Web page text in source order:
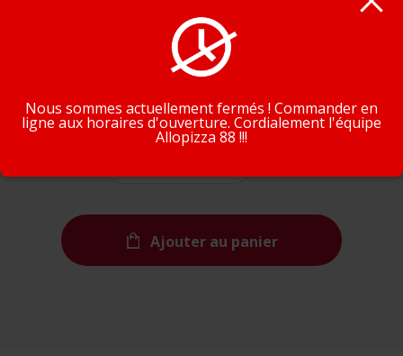
4,00€
Quantité
Ajouter au panier
En poursuivant la navigation, vous acceptez que nous
utilisions des cookies pour tracer votre navigation et vos
Nous sommes actuellement fermés ! Commander en
ligne aux horaires d'ouverture. Cordialement l'équipe
Allopizza 88 !!!